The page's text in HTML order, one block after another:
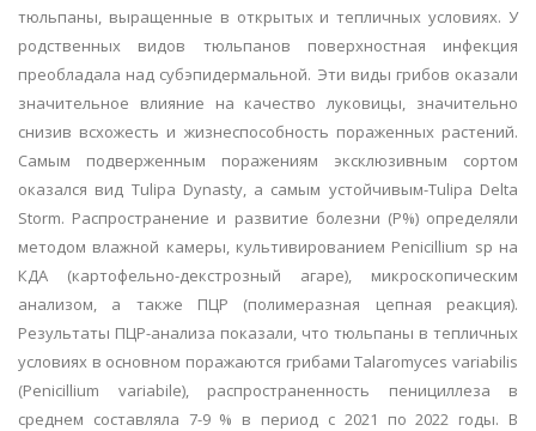
тюльпаны, выращенные в открытых и тепличных условиях. У
родственных видов тюльпанов поверхностная инфекция
преобладала над субэпидермальной. Эти виды грибов оказали
значительное влияние на качество луковицы, значительно
снизив всхожесть и жизнеспособность пораженных растений.
Самым подверженным поражениям эксклюзивным сортом
оказался вид Tulipa Dynasty, а самым устойчивым-Tulipa Delta
Storm. Распространение и развитие болезни (Р%) определяли
методом влажной камеры, культивированием Penicillium sp на
КДА (картофельно-декстрозный агаре), микроскопическим
анализом, а также ПЦР (полимеразная цепная реакция).
Результаты ПЦР-анализа показали, что тюльпаны в тепличных
условиях в основном поражаются грибами Talaromyces variabilis
(Penicillium variabile), распространенность пенициллеза в
среднем составляла 7-9 % в период с 2021 по 2022 годы. В